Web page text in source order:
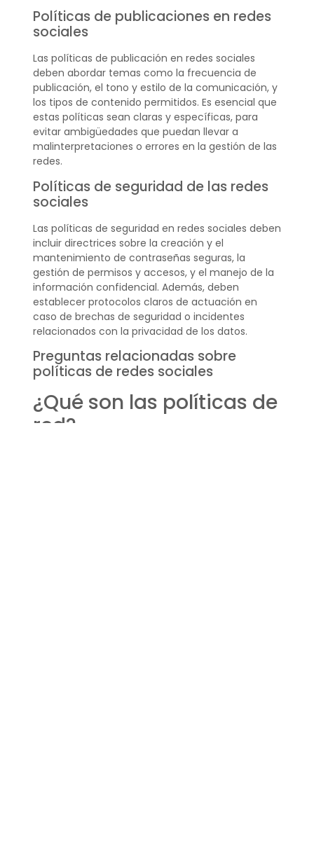
Políticas de publicaciones en redes
sociales
Las políticas de publicación en redes sociales
deben abordar temas como la frecuencia de
publicación, el tono y estilo de la comunicación, y
los tipos de contenido permitidos. Es esencial que
estas políticas sean claras y específicas, para
evitar ambigüedades que puedan llevar a
malinterpretaciones o errores en la gestión de las
redes.
Políticas de seguridad de las redes
sociales
Las políticas de seguridad en redes sociales deben
incluir directrices sobre la creación y el
mantenimiento de contraseñas seguras, la
gestión de permisos y accesos, y el manejo de la
información confidencial. Además, deben
establecer protocolos claros de actuación en
caso de brechas de seguridad o incidentes
relacionados con la privacidad de los datos.
Preguntas relacionadas sobre
políticas de redes sociales
¿Qué son las políticas de
red?